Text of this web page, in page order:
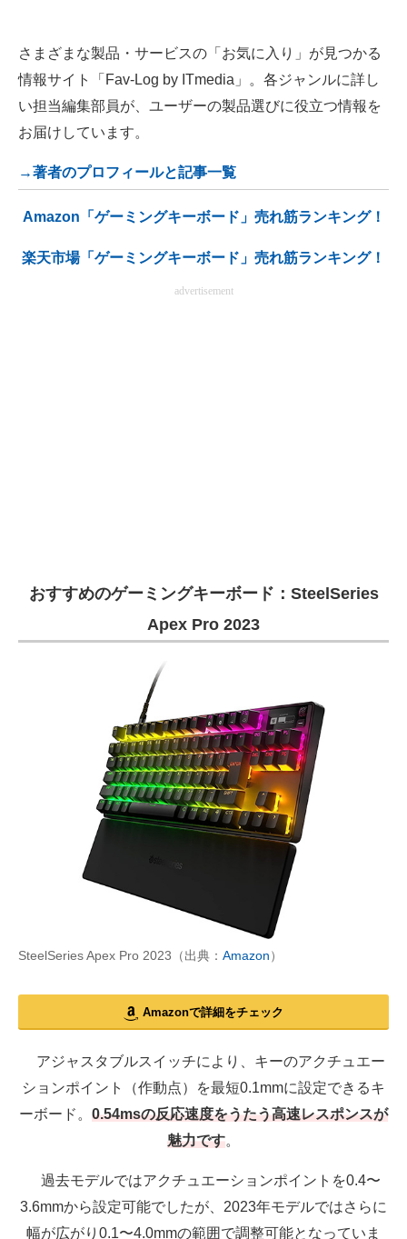
さまざまな製品・サービスの「お気に入り」が見つかる
情報サイト「Fav-Log by ITmedia」。各ジャンルに詳し
い担当編集部員が、ユーザーの製品選びに役立つ情報を
お届けしています。
→著者のプロフィールと記事一覧
Amazon「ゲーミングキーボード」売れ筋ランキング！
楽天市場「ゲーミングキーボード」売れ筋ランキング！
advertisement
おすすめのゲーミングキーボード：SteelSeries
Apex Pro 2023
SteelSeries Apex Pro 2023（出典： Amazon）
Amazonで詳細をチェック
アジャスタブルスイッチにより、キーのアクチュエー
ションポイント（作動点）を最短0.1mmに設定できるキ
ーボード。 0.54msの反応速度をうたう高速レスポンスが
魅力です。
過去モデルではアクチュエーションポイントを0.4〜
3.6mmから設定可能でしたが、2023年モデルではさらに
幅が広がり0.1〜4.0mmの範囲で調整可能となっていま